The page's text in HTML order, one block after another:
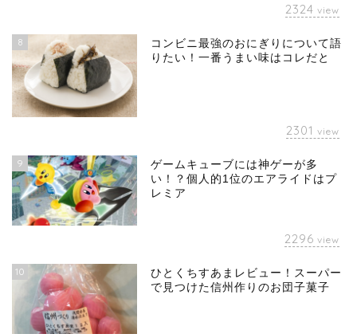
2324 view
8
コンビニ最強のおにぎりについて語
りたい！一番うまい味はコレだと
2301 view
9
ゲームキューブには神ゲーが多
い！？個人的1位のエアライドはプ
レミア
2296 view
10
ひとくちすあまレビュー！スーパー
で見つけた信州作りのお団子菓子